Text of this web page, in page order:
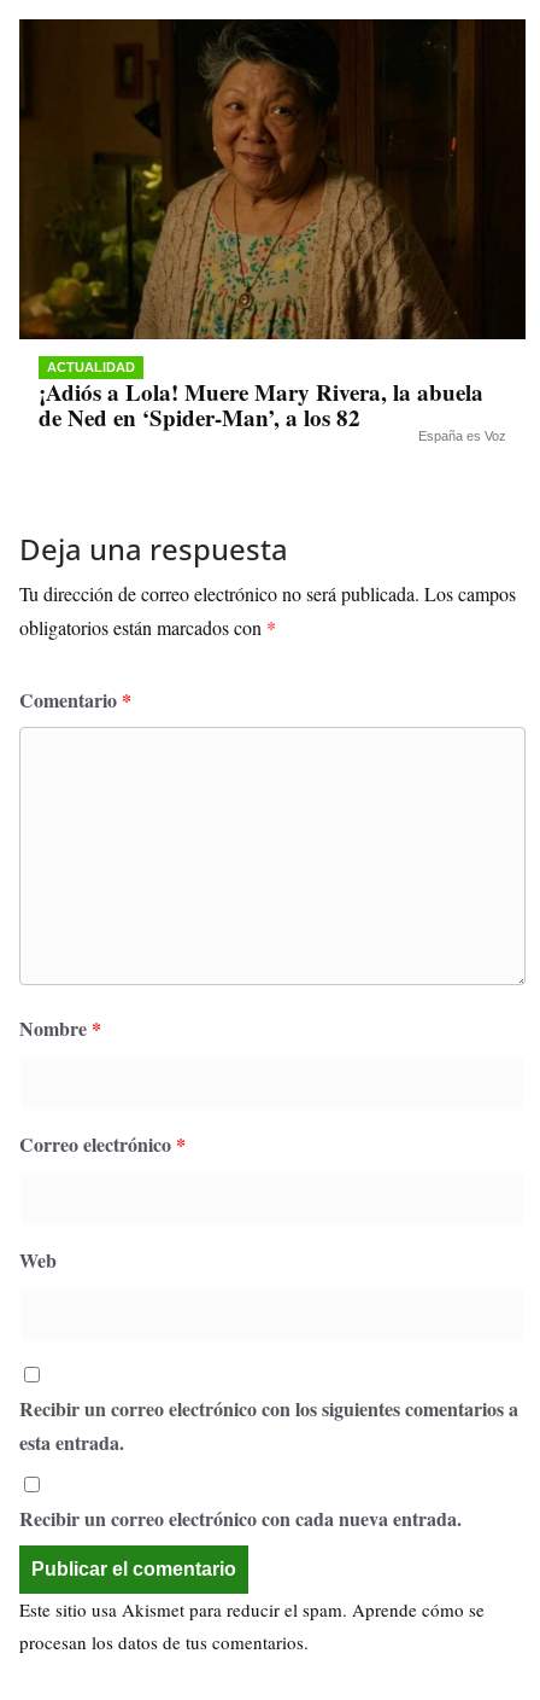
ACTUALIDAD
¡Adiós a Lola! Muere Mary Rivera, la abuela
de Ned en ‘Spider-Man’, a los 82
España es Voz
Deja una respuesta
Tu dirección de correo electrónico no será publicada. Los campos
obligatorios están marcados con *
Comentario *
Nombre *
Correo electrónico *
Web
Recibir un correo electrónico con los siguientes comentarios a
esta entrada.
Recibir un correo electrónico con cada nueva entrada.
Este sitio usa Akismet para reducir el spam. Aprende cómo se
procesan los datos de tus comentarios.